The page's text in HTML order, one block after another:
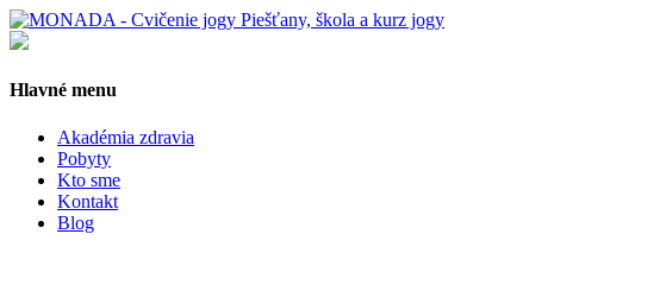
Hlavné menu
Akadémia zdravia
Pobyty
Kto sme
Kontakt
Blog